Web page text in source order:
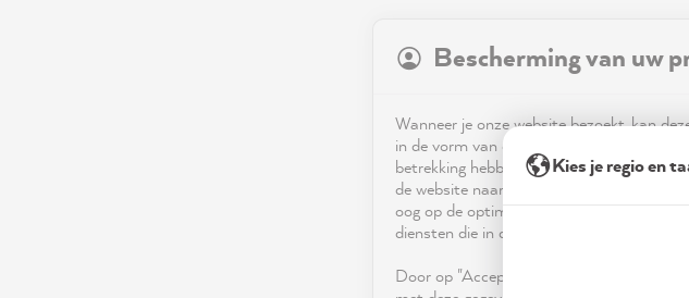
Bescherming van uw
Wanneer je onze website bezoekt, kan
in de vorm van cookies. Deze informatie
betrekking hebben op je, je instellingen
de website naar verwachting
oog op de optimalisering ervan, en om
diensten die in de verklaring inzake
Door op "Accepteren & sluiten" te
Kies je regio en